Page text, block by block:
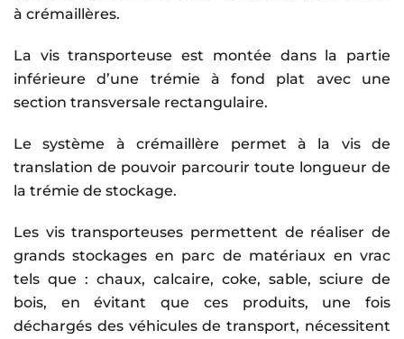
à crémaillères.
La vis transporteuse est montée dans la partie
inférieure d’une trémie à fond plat avec une
section transversale rectangulaire.
Le système à crémaillère permet à la vis de
translation de pouvoir parcourir toute longueur de
la trémie de stockage.
Les vis transporteuses permettent de réaliser de
grands stockages en parc de matériaux en vrac
tels que : chaux, calcaire, coke, sable, sciure de
bois, en évitant que ces produits, une fois
déchargés des véhicules de transport, nécessitent